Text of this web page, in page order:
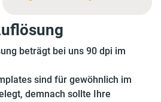
beträgt bei uns 90 dpi im
sind für gewöhnlich im
demnach sollte Ihre